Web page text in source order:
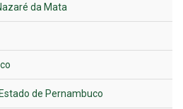
da Mata
de Pernambuco